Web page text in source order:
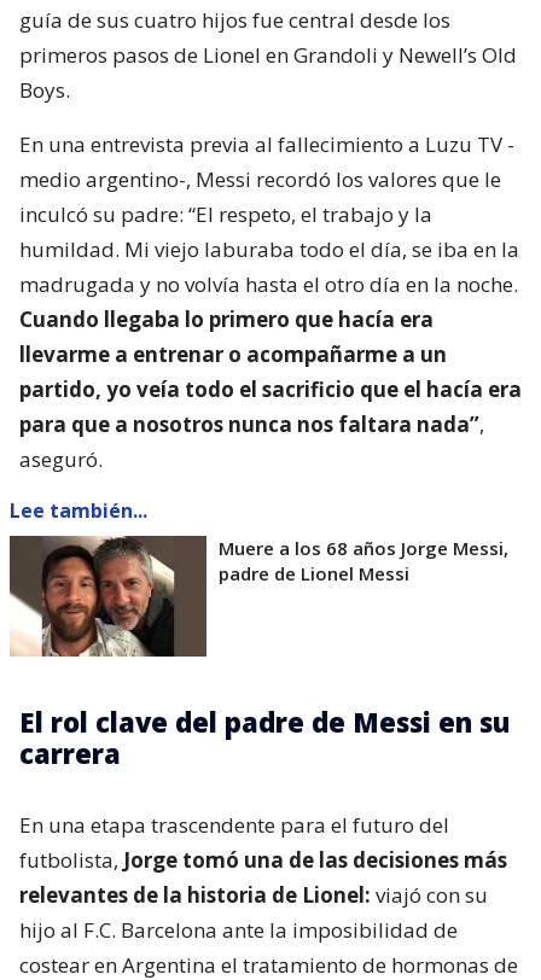
guía de sus cuatro hijos fue central desde los
primeros pasos de Lionel en Grandoli y Newell’s Old
Boys.
En una entrevista previa al fallecimiento a Luzu TV -
medio argentino-, Messi recordó los valores que le
inculcó su padre: “El respeto, el trabajo y la
humildad. Mi viejo laburaba todo el día, se iba en la
madrugada y no volvía hasta el otro día en la noche.
Cuando llegaba lo primero que hacía era
llevarme a entrenar o acompañarme a un
partido, yo veía todo el sacrificio que el hacía era
para que a nosotros nunca nos faltara nada”,
aseguró.
Lee también...
Muere a los 68 años Jorge Messi,
padre de Lionel Messi
El rol clave del padre de Messi en su
carrera
En una etapa trascendente para el futuro del
futbolista, Jorge tomó una de las decisiones más
relevantes de la historia de Lionel: viajó con su
hijo al F.C. Barcelona ante la imposibilidad de
costear en Argentina el tratamiento de hormonas de